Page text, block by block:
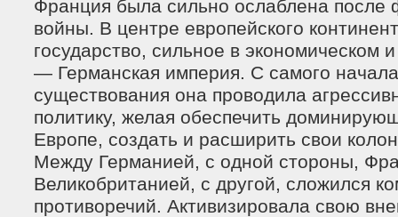
Франция была сильно ослаблена после
войны. В центре европейского
государство, сильное в экономическом
— Германская империя. С самого
существования она проводила
политику, желая обеспечить
Европе, создать и расширить свои
Между Германией, с одной стороны,
Великобританией, с другой, сложился
противоречий. Активизировала свою